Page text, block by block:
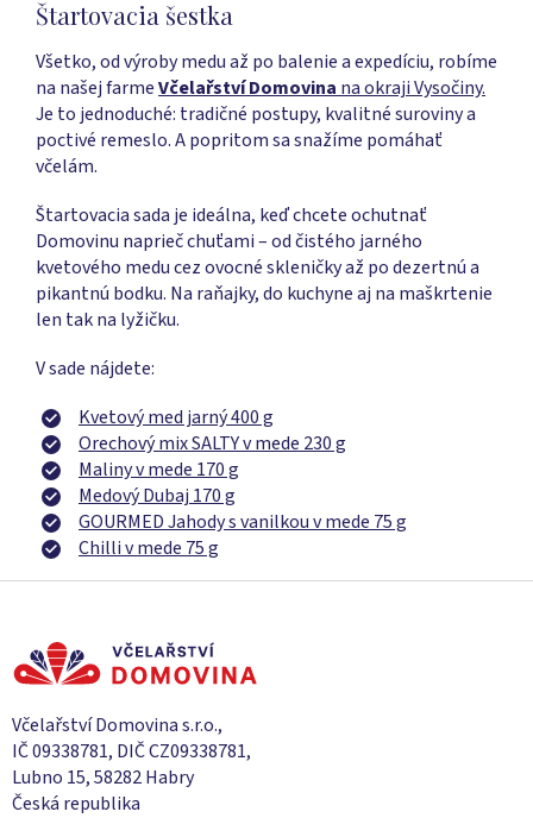
Štartovacia šestka
Všetko, od výroby medu až po balenie a expedíciu, robíme
na našej farmeVčelařství Domovina na okraji Vysočiny.
Je to jednoduché: tradičné postupy, kvalitné suroviny a
poctivé remeslo. A popritom sa snažíme pomáhať
včelám.
Štartovacia sada je ideálna, keď chcete ochutnať
Domovinu naprieč chuťami – od čistého jarného
kvetového medu cez ovocné skleničky až po dezertnú a
pikantnú bodku. Na raňajky, do kuchyne aj na maškrtenie
len tak na lyžičku.
V sade nájdete:
Kvetový med jarný 400 g
Orechový mix SALTY v mede 230 g
Maliny v mede 170 g
Medový Dubaj 170 g
GOURMED Jahody s vanilkou v mede 75 g
Chilli v mede 75 g
Z
Včelařství Domovina s.r.o.,
IČ 09338781, DIČ CZ09338781,
Lubno 15, 58282 Habry
Česká republika